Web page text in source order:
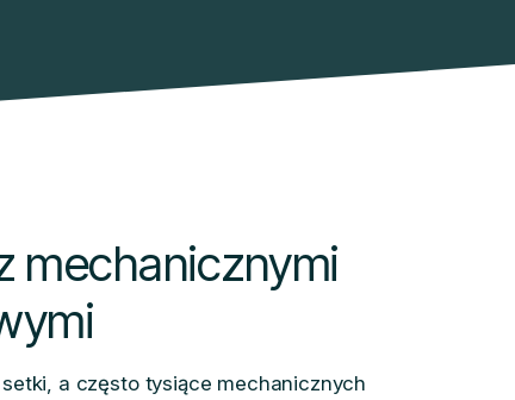
mechanicznymi
a często tysiące mechanicznych